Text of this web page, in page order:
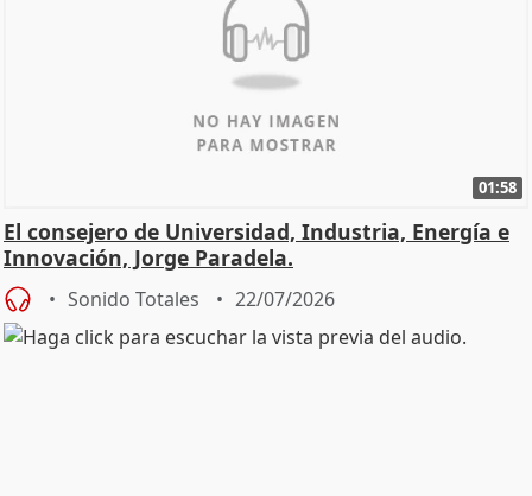
01:58
El consejero de Universidad, Industria, Energía e
Innovación, Jorge Paradela.
Sonido Totales 22/07/2026